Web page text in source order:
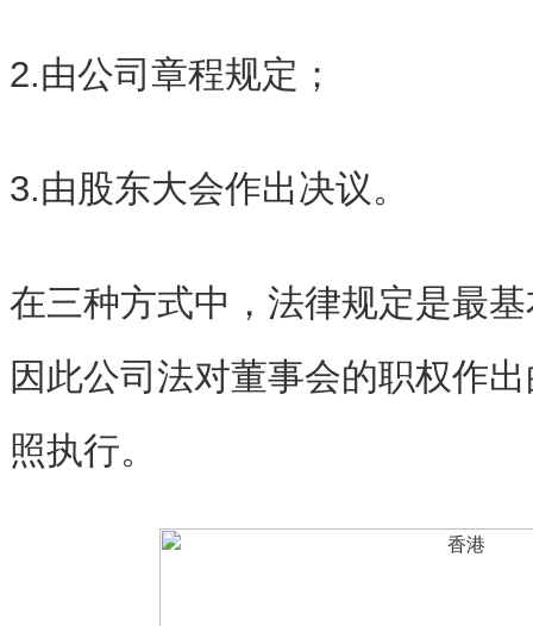
2.由公司章程规定；
3.由股东大会作出决议。
在三种方式中，法律规定是最
因此公司法对董事会的职权作
照执行。